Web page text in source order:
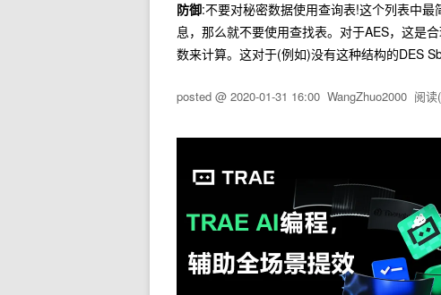
防御:不要对秘密数据使用查询表!这个列表中
息，那么就不要使用查找表。对于AES，这是
数来计算。这对于(例如)没有这种结构的DES
posted @ 2020-01-31 16:00 WangZhuo2000 阅读(